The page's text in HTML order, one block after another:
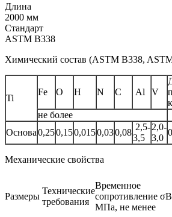
Длина
2000 мм
Стандарт
ASTM B338
Химический состав (ASTM B338,
Ti
Fe O H N C Al V
не более
Основа0,250,150,0150,030,08
2,5-
3,5
2,0-
3,0
Механические свойства
Размеры
Технические
требования
Временное
сопротивление
МПа, не менее